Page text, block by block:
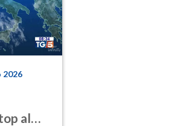
2026
al